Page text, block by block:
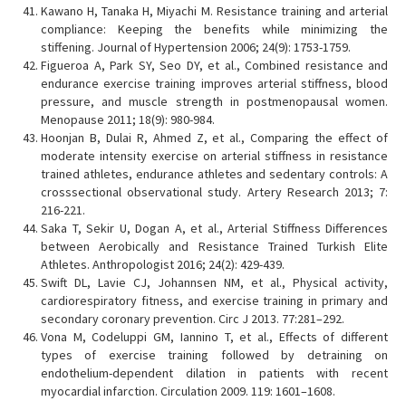
Kawano H, Tanaka H, Miyachi M. Resistance training and arterial
compliance: Keeping the benefits while minimizing the
stiffening. Journal of Hypertension 2006; 24(9): 1753-1759.
Figueroa A, Park SY, Seo DY, et al., Combined resistance and
endurance exercise training improves arterial stiffness, blood
pressure, and muscle strength in postmenopausal women.
Menopause 2011; 18(9): 980-984.
Hoonjan B, Dulai R, Ahmed Z, et al., Comparing the effect of
moderate intensity exercise on arterial stiffness in resistance
trained athletes, endurance athletes and sedentary controls: A
crosssectional observational study. Artery Research 2013; 7:
216-221.
Saka T, Sekir U, Dogan A, et al., Arterial Stiffness Differences
between Aerobically and Resistance Trained Turkish Elite
Athletes. Anthropologist 2016; 24(2): 429-439.
Swift DL, Lavie CJ, Johannsen NM, et al., Physical activity,
cardiorespiratory fitness, and exercise training in primary and
secondary coronary prevention. Circ J 2013. 77:281–292.
Vona M, Codeluppi GM, Iannino T, et al., Effects of different
types of exercise training followed by detraining on
endothelium-dependent dilation in patients with recent
myocardial infarction. Circulation 2009. 119: 1601–1608.